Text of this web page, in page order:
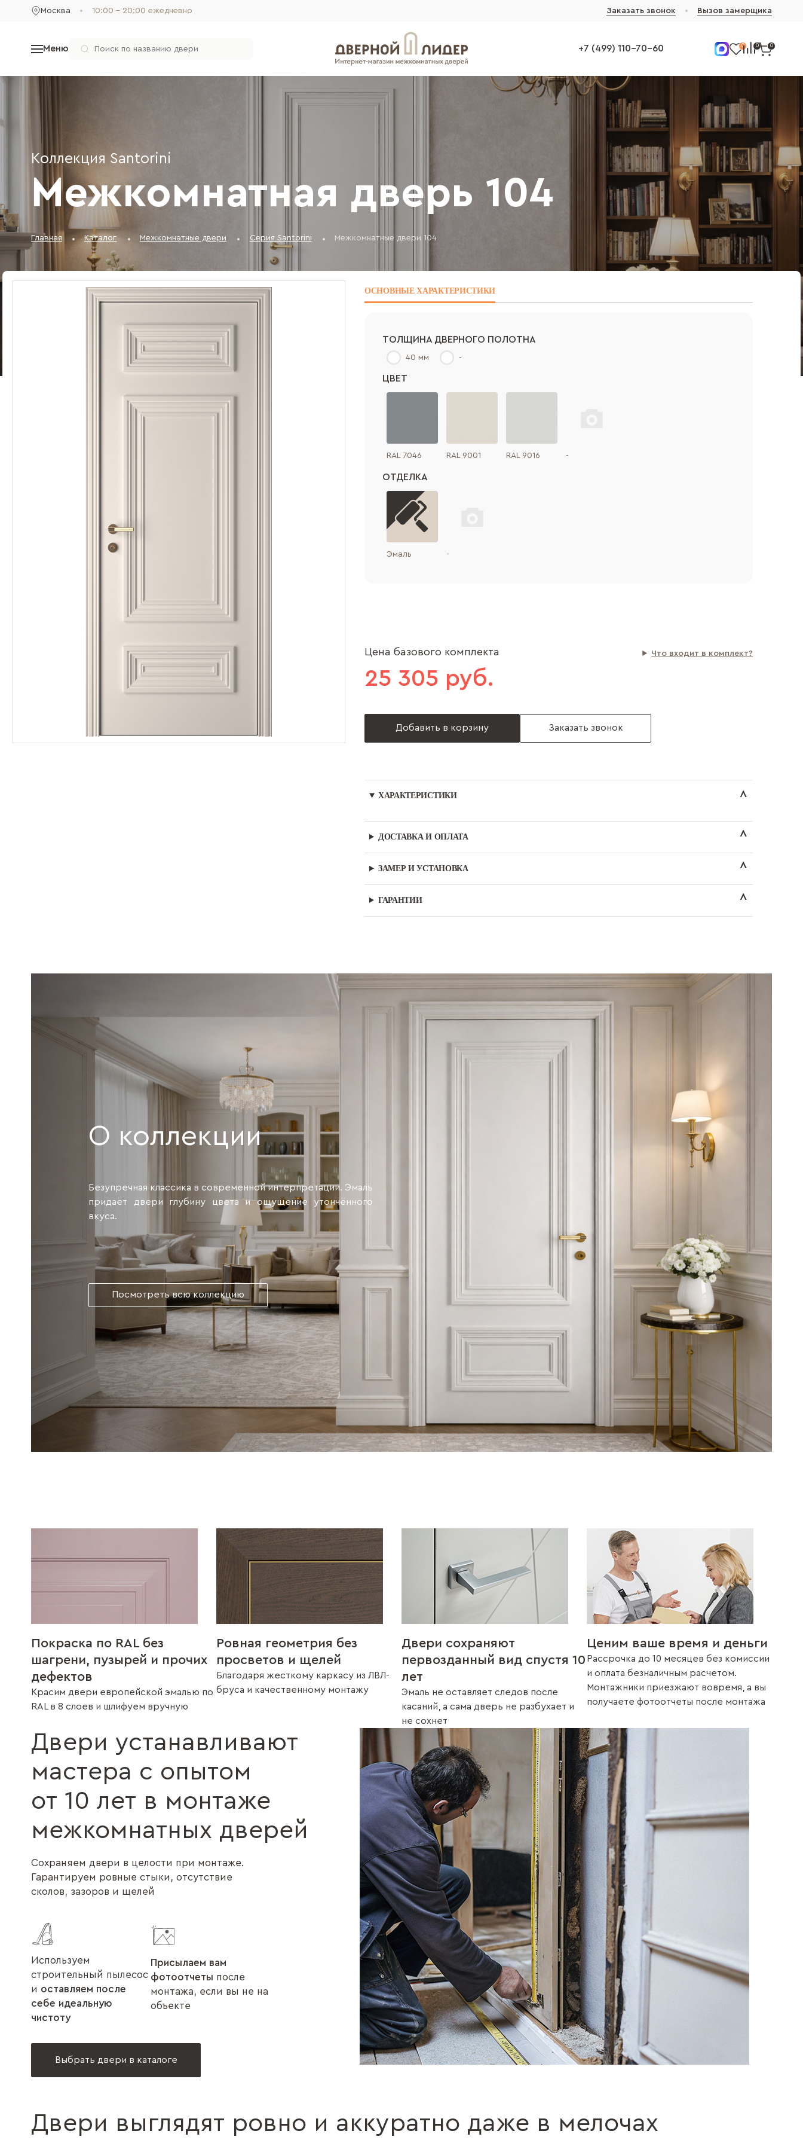
Москва 10:00 - 20:00 ежедневно Заказать звонок Вызов замерщика
Меню +7 (499) 110-70-60 0 0 0
Коллекция Santorini
Межкомнатная дверь 104
Главная Каталог Межкомнатные двери Серия Santorini Межкомнатные двери 104
ОСНОВНЫЕХАРАКТЕРИСТИКИ
ТОЛЩИНА ДВЕРНОГО ПОЛОТНА
40 мм -
ЦВЕТ
RAL 7046 RAL 9001 RAL 9016 -
ОТДЕЛКА
Эмаль -
Цена базового комплекта Что входит в комплект?
25 305 руб.
Добавить в корзину Заказать звонок
ХАРАКТЕРИСТИКИ
ДОСТАВКА И ОПЛАТА
ЗАМЕР И УСТАНОВКА
ГАРАНТИИ
О коллекции
Безупречная классика в современной интерпретации. Эмаль
придаёт двери глубину цвета и ощущение утончённого
вкуса.
Посмотреть всю коллекцию
Покраска по RAL без
шагрени, пузырей и прочих
дефектов
Красим двери европейской эмалью по
RAL в 8 слоев и шлифуем вручную
Ровная геометрия без
просветов и щелей
Благодаря жесткому каркасу из ЛВЛ-
бруса и качественному монтажу
Двери сохраняют
первозданный вид спустя 10
лет
Эмаль не оставляет следов после
касаний, а сама дверь не разбухает и
не сохнет
Ценим ваше время и деньги
Рассрочка до 10 месяцев без комиссии
и оплата безналичным расчетом.
Монтажники приезжают вовремя, а вы
получаете фотоотчеты после монтажа
Двери устанавливают
мастера с опытом
от 10 лет в монтаже
межкомнатных дверей
Сохраняем двери в целости при монтаже.
Гарантируем ровные стыки, отсутствие
сколов, зазоров и щелей
Используем
строительный пылесос
и оставляем после
себе идеальную
чистоту
Присылаем вам
фотоотчеты после
монтажа, если вы не на
объекте
Выбрать двери в каталоге
Двери выглядят ровно и аккуратно даже в мелочах